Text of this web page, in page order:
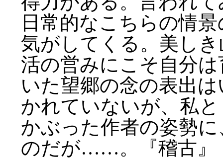
日常的なこちらの情
気がしてくる。美し
活の営みにこそ自分
いた望郷の念の表出
かれていないが、私
かぶった作者の姿勢
のだが……。『稽古』